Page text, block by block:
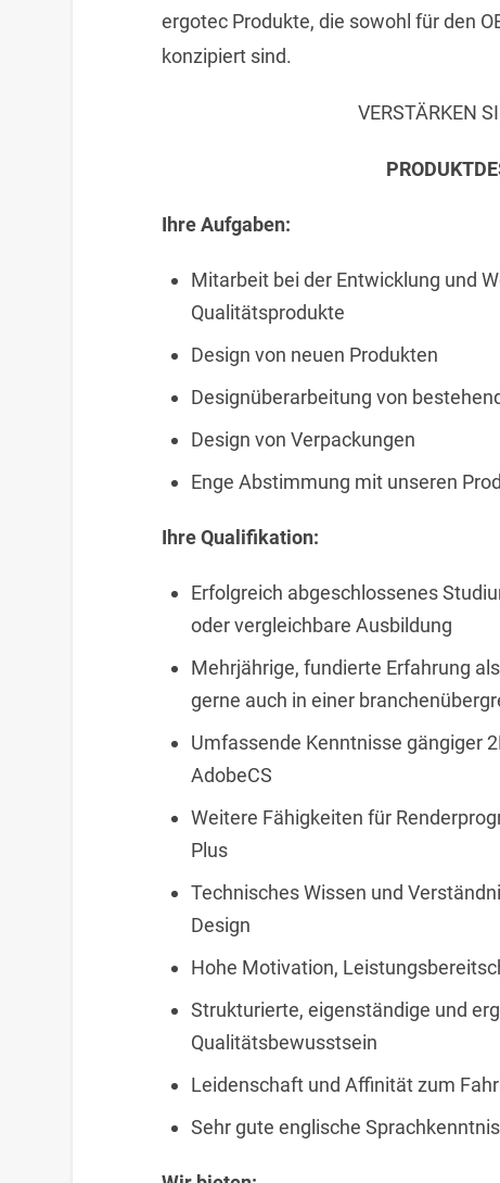
ergotec Produkte, die sowohl für den
konzipiert sind.
VERSTÄRKEN
Ihre Aufgaben:
Mitarbeit bei der Entwicklung und
Qualitätsprodukte
Design von neuen Produkten
Designüberarbeitung von
Design von Verpackungen
Enge Abstimmung mit unseren
Ihre Qualifikation:
Erfolgreich abgeschlossenes
oder vergleichbare Ausbildung
Mehrjährige, fundierte Erfahrung
gerne auch in einer
Umfassende Kenntnisse gängiger
AdobeCS
Weitere Fähigkeiten für
Plus
Technisches Wissen und
Design
Hohe Motivation,
Strukturierte, eigenständige und
Qualitätsbewusstsein
Leidenschaft und Affinität zum
Sehr gute englische